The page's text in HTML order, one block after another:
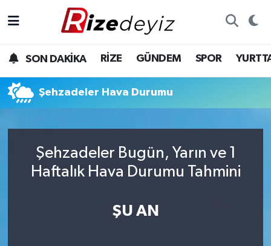
SON DAKİKA RİZE GÜNDEM SPOR
Şehzadeler Hava Durumu
Şehzadeler Bugün, Yarın ve 1
Haftalık Hava Durumu Tahmini
ŞU AN
Gündem
Yurttan Haberler
Teknoloji
Rize Hava Durumu
Rize Trafik Yoğunluk Haritası
Tüm Manşetler